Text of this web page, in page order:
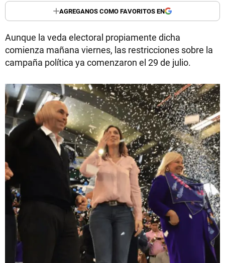
AGREGANOS COMO FAVORITOS EN
Aunque la veda electoral propiamente dicha
comienza mañana viernes, las restricciones sobre la
campaña política ya comenzaron el 29 de julio.